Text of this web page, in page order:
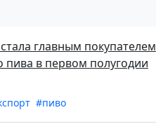
главным покупателем
пива в первом полугодии
#пиво